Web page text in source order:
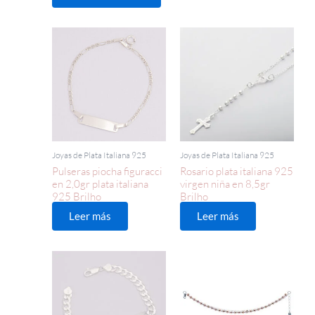
Joyas de Plata Italiana 925
Pulseras piocha figuracci
en 2,0gr plata italiana
925 Brilho
Leer más
Joyas de Plata Italiana 925
Rosario plata italiana 925
virgen niña en 8,5gr
Brilho
Leer más